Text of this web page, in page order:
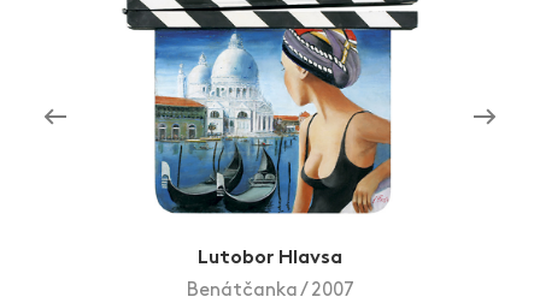
Aktuality
Zlín Film Festival
Lutobor Hlavsa
Benátčanka / 2007